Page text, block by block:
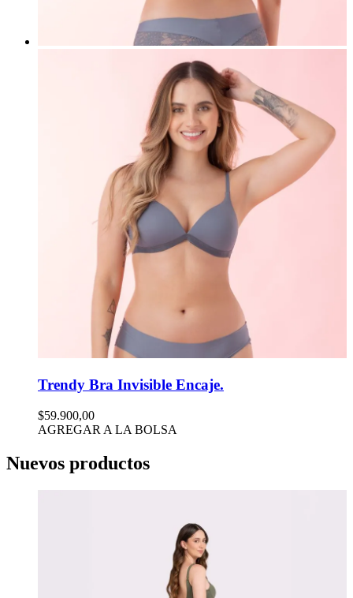
Trendy Bra Invisible Encaje.
$59.900,00
AGREGAR A LA BOLSA
Nuevos productos